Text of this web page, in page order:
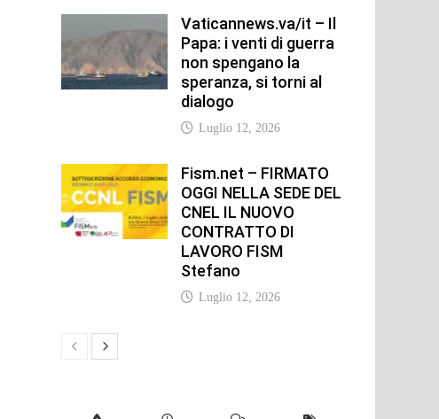
Vaticannews.va/it – Il
Papa: i venti di guerra
non spengano la
speranza, si torni al
dialogo
Luglio 12, 2026
Fism.net – FIRMATO
OGGI NELLA SEDE DEL
CNEL IL NUOVO
CONTRATTO DI
LAVORO FISM
Stefano
Luglio 12, 2026